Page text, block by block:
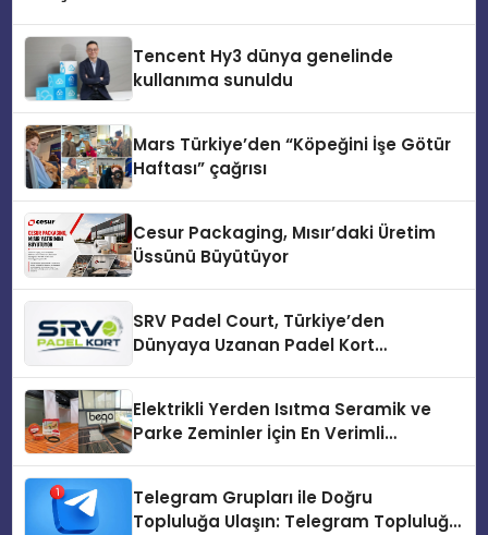
Tencent Hy3 dünya genelinde
kullanıma sunuldu
Mars Türkiye’den “Köpeğini İşe Götür
Haftası” çağrısı
Cesur Packaging, Mısır’daki Üretim
Üssünü Büyütüyor
SRV Padel Court, Türkiye’den
Dünyaya Uzanan Padel Kort
Elektrikli Yerden Isıtma Seramik ve
Parke Zeminler İçin En Verimli
Telegram Grupları ile Doğru
Topluluğa Ulaşın: Telegram Topluluğu